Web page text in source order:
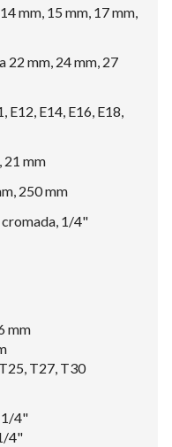
mm, 15 mm, 17 mm,
22 mm, 24 mm, 27
E12, E14, E16, E18,
21 mm
250 mm
1/4"
mm
T27, T30
1/4"
4"